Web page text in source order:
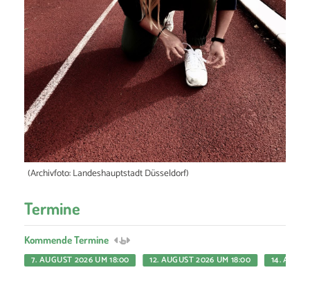
(Archivfoto: Landeshauptstadt Düsseldorf)
Termine
Kommende Termine
7. AUGUST 2026 UM 18:00
12. AUGUST 2026 UM 18:00 14.